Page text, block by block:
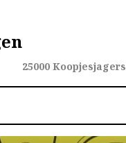
25000 Koopjesjagers